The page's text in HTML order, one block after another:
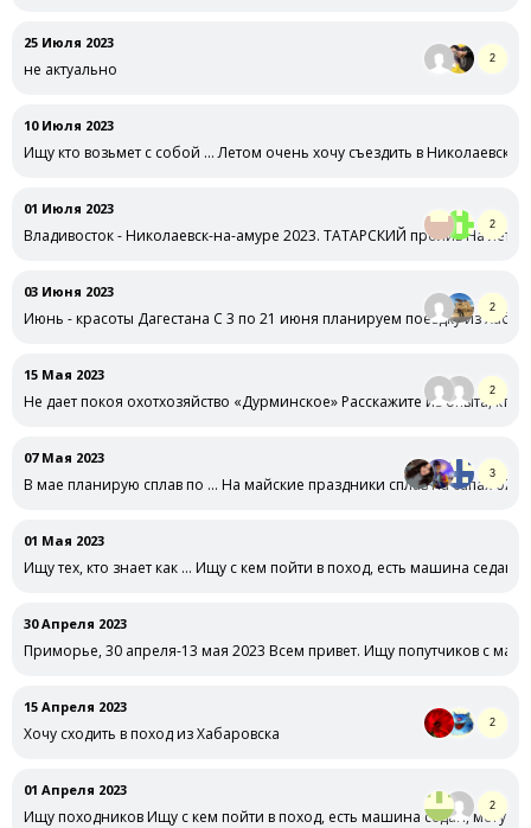
25 Июля 2023
не актуально
2
10 Июля 2023
Ищу кто возьмет с собой … Летом очень хочу съездить в Николаевск в
01 Июля 2023
Владивосток - Николаевск-на-амуре 2023. ТАТАРСКИЙ пролив На
2
03 Июня 2023
Июнь - красоты Дагестана С 3 по 21 июня планируем поездку из
2
15 Мая 2023
Не дает покоя охотхозяйство «Дурминское» Расскажите из опыта, кто
2
07 Мая 2023
В мае планирую сплав по … На майские праздники сплав на сапах
3
01 Мая 2023
Ищу тех, кто знает как … Ищу с кем пойти в поход, есть машина седан,
30 Апреля 2023
Приморье, 30 апреля-13 мая 2023 Всем привет. Ищу попутчиков с
15 Апреля 2023
Хочу сходить в поход из Хабаровска
2
01 Апреля 2023
Ищу походников Ищу с кем пойти в поход, есть машина седан, могу …
2